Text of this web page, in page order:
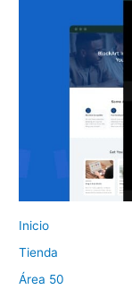
Inicio
Tienda
Área 50